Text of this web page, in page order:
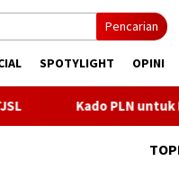
Pencarian
SPOTYLIGHT OPINI
untuk HUT ke- 81 RI,